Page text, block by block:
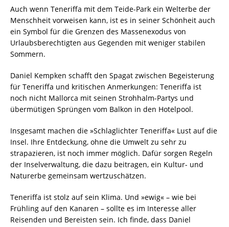
Auch wenn Teneriffa mit dem Teide-Park ein Welterbe der
Menschheit vorweisen kann, ist es in seiner Schönheit auch
ein Symbol für die Grenzen des Massenexodus von
Urlaubsberechtigten aus Gegenden mit weniger stabilen
Sommern.
Daniel Kempken schafft den Spagat zwischen Begeisterung
für Teneriffa und kritischen Anmerkungen: Teneriffa ist
noch nicht Mallorca mit seinen Strohhalm-Partys und
übermütigen Sprüngen vom Balkon in den Hotelpool.
Insgesamt machen die »Schlaglichter Teneriffa« Lust auf die
Insel. Ihre Entdeckung, ohne die Umwelt zu sehr zu
strapazieren, ist noch immer möglich. Dafür sorgen Regeln
der Inselverwaltung, die dazu beitragen, ein Kultur- und
Naturerbe gemeinsam wertzuschätzen.
Teneriffa ist stolz auf sein Klima. Und »ewig« – wie bei
Frühling auf den Kanaren – sollte es im Interesse aller
Reisenden und Bereisten sein. Ich finde, dass Daniel